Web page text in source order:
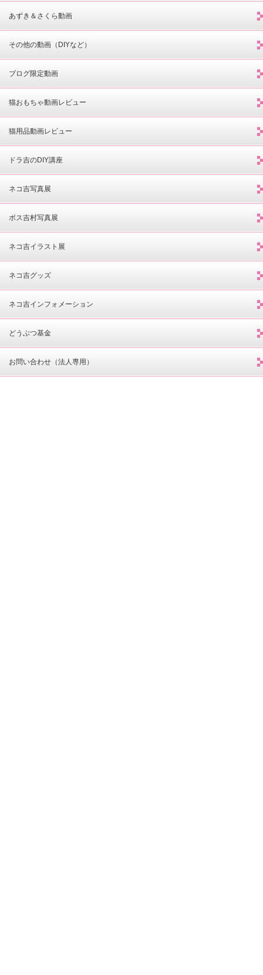
あずき＆さくら動画
その他の動画（DIYなど）
ブログ限定動画
猫おもちゃ動画レビュー
猫用品動画レビュー
ドラ吉のDIY講座
ネコ吉写真展
ボス吉村写真展
ネコ吉イラスト展
ネコ吉グッズ
ネコ吉インフォメーション
どうぶつ基金
お問い合わせ（法人専用）